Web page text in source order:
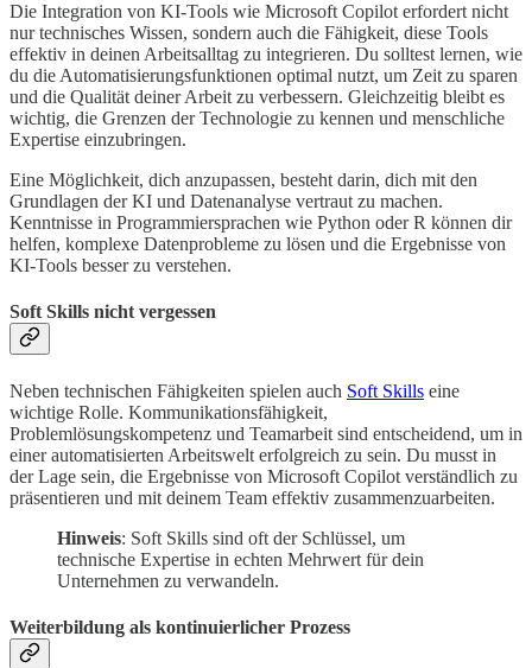
Die Integration von KI-Tools wie Microsoft Copilot erfordert nicht
nur technisches Wissen, sondern auch die Fähigkeit, diese Tools
effektiv in deinen Arbeitsalltag zu integrieren. Du solltest lernen, wie
du die Automatisierungsfunktionen optimal nutzt, um Zeit zu sparen
und die Qualität deiner Arbeit zu verbessern. Gleichzeitig bleibt es
wichtig, die Grenzen der Technologie zu kennen und menschliche
Expertise einzubringen.
Eine Möglichkeit, dich anzupassen, besteht darin, dich mit den
Grundlagen der KI und Datenanalyse vertraut zu machen.
Kenntnisse in Programmiersprachen wie Python oder R können dir
helfen, komplexe Datenprobleme zu lösen und die Ergebnisse von
KI-Tools besser zu verstehen.
Soft Skills nicht vergessen
Neben technischen Fähigkeiten spielen auch Soft Skills eine
wichtige Rolle. Kommunikationsfähigkeit,
Problemlösungskompetenz und Teamarbeit sind entscheidend, um in
einer automatisierten Arbeitswelt erfolgreich zu sein. Du musst in
der Lage sein, die Ergebnisse von Microsoft Copilot verständlich zu
präsentieren und mit deinem Team effektiv zusammenzuarbeiten.
Hinweis: Soft Skills sind oft der Schlüssel, um
technische Expertise in echten Mehrwert für dein
Unternehmen zu verwandeln.
Weiterbildung als kontinuierlicher Prozess